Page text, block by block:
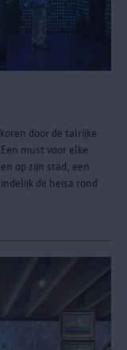
door de talrijke
must voor elke
op zijn stad, een
de heisa rond